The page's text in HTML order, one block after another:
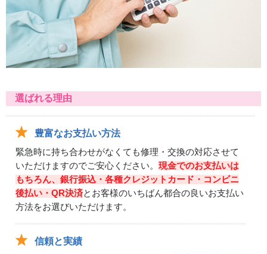
選ばれる理由
豊富なお支払い方法
緊急時に持ち合わせがなくても修理・交換の対応させて
いただけますのでご安心ください。 現金でのお支払いは
もちろん、銀行振込・各種クレジットカード・コンビニ
後払い・QR決済とお客様のいちばん都合の良いお支払い
方法をお選びいただけます。
信頼と実績